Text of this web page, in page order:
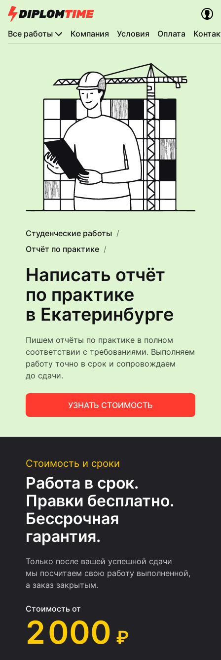
Все работы Компания Условия Оплата
Студенческие работы
Отчёт по практике
Написать отчёт
по практике
в Екатеринбурге
Пишем отчёты по практике в полном
соответствии с требованиями. Выполняем
работу точно в срок и сопровождаем
до сдачи.
УЗНАТЬ СТОИМОСТЬ
Стоимость и сроки
Работа в срок.
Правки бесплатно.
Бессрочная
гарантия.
Только после вашей успешной сдачи
мы посчитаем свою работу выполненной,
а заказ закрытым.
Стоимость от
2 000 ₽